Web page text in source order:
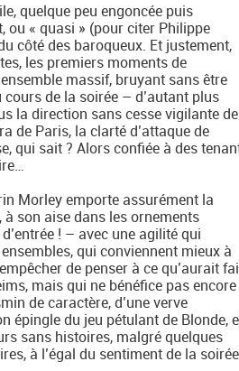
quelque peu engoncée puis
ou « quasi » (pour citer Philippe
côté des baroqueux. Et justement,
les premiers moments de
massif, bruyant sans être
de la soirée – d’autant plus
la direction sans cesse vigilante de
de Paris, la clarté d’attaque de
qui sait ? Alors confiée à des
Morley emporte assurément la
son aise dans les ornements
! – avec une agilité qui
qui conviennent mieux à
de penser à ce qu’aurait
mais qui ne bénéfice pas encore
de caractère, d’une verve
épingle du jeu pétulant de Blonde,
sans histoires, malgré quelques
à l’égal du sentiment de la